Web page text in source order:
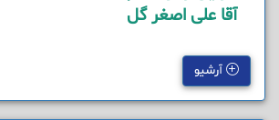
آقا علی اصغر گل
آرشیو